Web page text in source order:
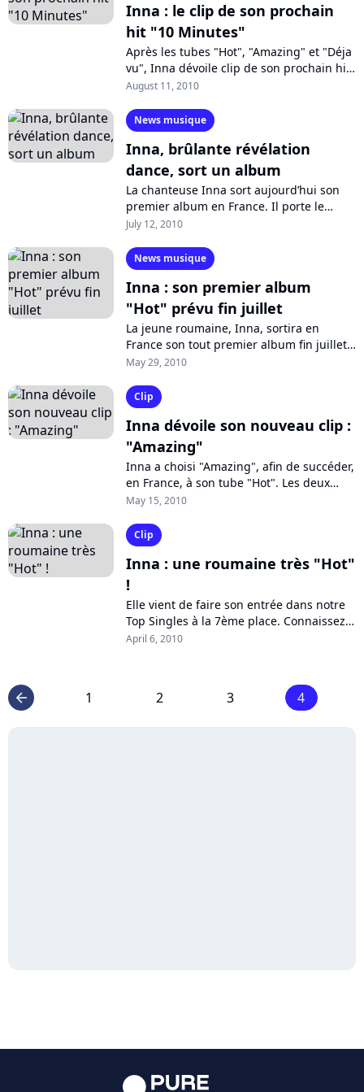
Inna : le clip de son prochain
hit "10 Minutes"
Après les tubes "Hot", "Amazing" et "Déja
vu", Inna dévoile clip de son prochain hit
"10 Minutes", extrait de son premier
August 11, 2010
News musique
Inna, brûlante révélation
dance, sort un album
La chanteuse Inna sort aujourd’hui son
premier album en France. Il porte le
même titre que son premier succès qui
July 12, 2010
News musique
Inna : son premier album
"Hot" prévu fin juillet
La jeune roumaine, Inna, sortira en
France son tout premier album fin juillet.
Un single est déjà sur le marché français,
May 29, 2010
Clip
Inna dévoile son nouveau clip :
"Amazing"
Inna a choisi "Amazing", afin de succéder,
en France, à son tube "Hot". Les deux
singles seront inclus dans l'album de la
May 15, 2010
Clip
Inna : une roumaine très "Hot"
!
Elle vient de faire son entrée dans notre
Top Singles à la 7ème place. Connaissez-
vous la chanteuse roumaine Inna, avec
April 6, 2010
arrow_left 1 2 3 4